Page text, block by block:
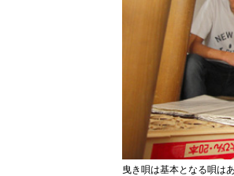
曳き唄は基本となる唄は